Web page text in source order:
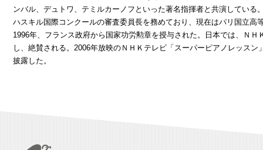
ンバル、デュトワ、テミルカーノフといった著名指揮者と共演している
ハスキル国際コンクールの審査委員長を務めており、現在はパリ国立高
1996年、フランス政府から国家功労勲章を授与された。日本では、Ｎ
し、絶賛される。2006年放映のＮＨＫテレビ「スーパーピアノレッス
披露した。